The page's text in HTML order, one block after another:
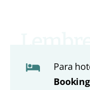
Para